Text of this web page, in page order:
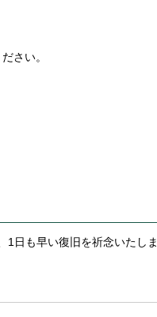
さい。
1日も早い復旧を祈念いたしま